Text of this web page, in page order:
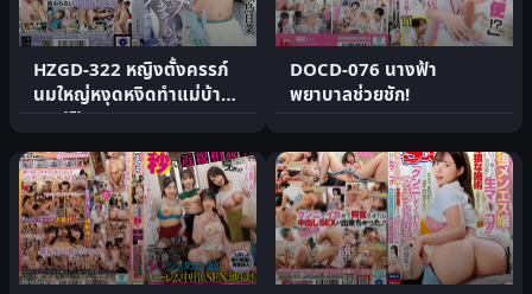
HZGD-322 หญิงตั้งครรภ์
นมใหญ่หงุดหงิดทำแม่บ้าน
ออฟฟิศ
DOCD-076 นางฟ้า
พยาบาลช่วยชัก!